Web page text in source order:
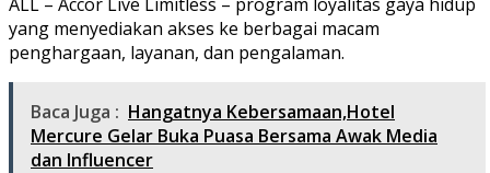
yang menyediakan akses ke berbagai macam
penghargaan, layanan, dan pengalaman.
Baca Juga : Hangatnya Kebersamaan,Hotel
Mercure Gelar Buka Puasa Bersama Awak Media
dan Influencer